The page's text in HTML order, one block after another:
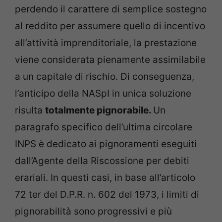
perdendo il carattere di semplice sostegno
al reddito per assumere quello di incentivo
all’attività imprenditoriale, la prestazione
viene considerata pienamente assimilabile
a un capitale di rischio. Di conseguenza,
l’anticipo della NASpI in unica soluzione
risulta totalmente pignorabile. Un
paragrafo specifico dell’ultima circolare
INPS è dedicato ai pignoramenti eseguiti
dall’Agente della Riscossione per debiti
erariali. In questi casi, in base all’articolo
72 ter del D.P.R. n. 602 del 1973, i limiti di
pignorabilità sono progressivi e più